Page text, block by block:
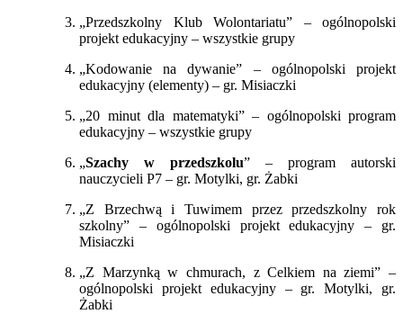
„Przedszkolny Klub Wolontariatu” – ogólnopolski
projekt edukacyjny – wszystkie grupy
„Kodowanie na dywanie” – ogólnopolski projekt
edukacyjny (elementy) – gr. Misiaczki
„20 minut dla matematyki” – ogólnopolski program
edukacyjny – wszystkie grupy
„Szachy w przedszkolu” – program autorski
nauczycieli P7 – gr. Motylki, gr. Żabki
„Z Brzechwą i Tuwimem przez przedszkolny rok
szkolny” – ogólnopolski projekt edukacyjny – gr.
Misiaczki
„Z Marzynką w chmurach, z Celkiem na ziemi” –
ogólnopolski projekt edukacyjny – gr. Motylki, gr.
Żabki